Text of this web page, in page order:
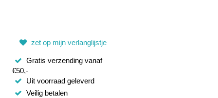
zet op mijn verlanglijstje
Gratis verzending vanaf
€50,-
Uit voorraad geleverd
Veilig betalen